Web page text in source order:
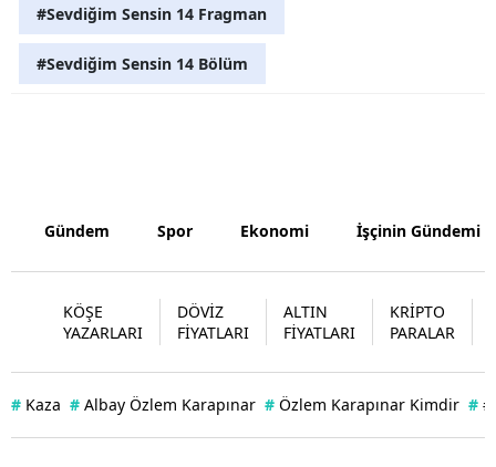
Kırıkkale
Şırnak
Bartın
#Sevdiğim Sensin 14 Fragman
#Sevdiğim Sensin 14 Bölüm
Gündem Spor Ekonomi İşçinin Gündemi
KÖŞE
YAZARLARI
DÖVİZ
FİYATLARI
ALTIN
FİYATLARI
KRİPTO
PARALAR
# Kaza # Albay Özlem Karapınar # Özlem Karapınar Kimdir #